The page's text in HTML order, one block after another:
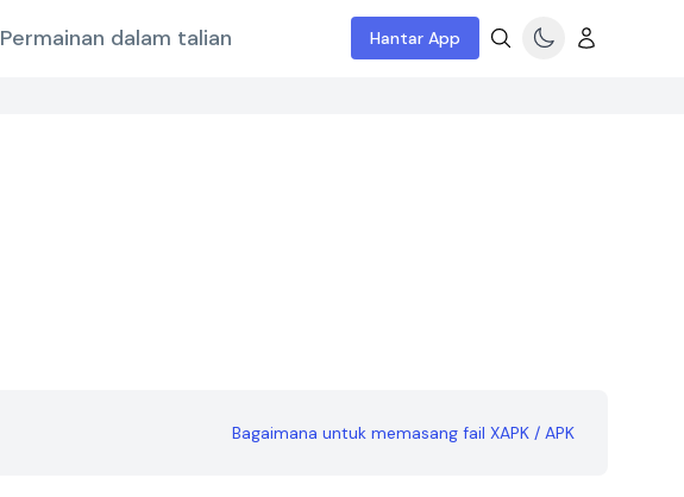
Permainan dalam talian Hantar App
Bagaimana untuk memasang fail XAPK / APK